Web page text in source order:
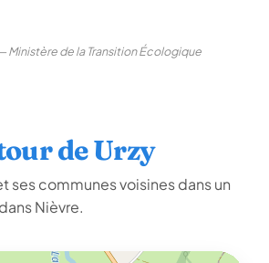
Ministère de la Transition Écologique
de Urzy
ses communes voisines dans un
Nièvre.